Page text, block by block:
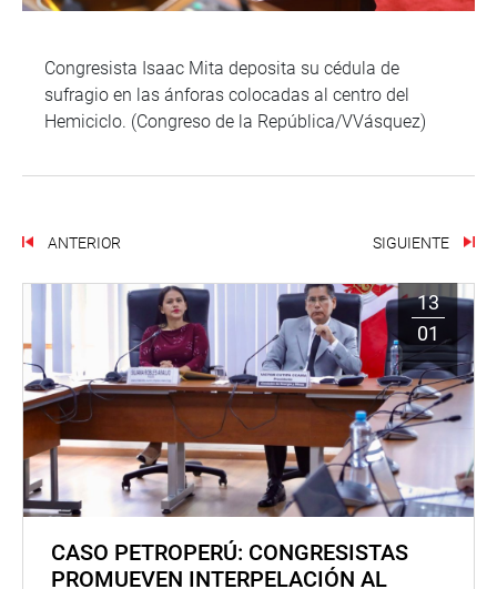
Congresista Isaac Mita deposita su cédula de
sufragio en las ánforas colocadas al centro del
Hemiciclo. (Congreso de la República/VVásquez)
ANTERIOR SIGUIENTE
13
01
CASO PETROPERÚ: CONGRESISTAS
PROMUEVEN INTERPELACIÓN AL